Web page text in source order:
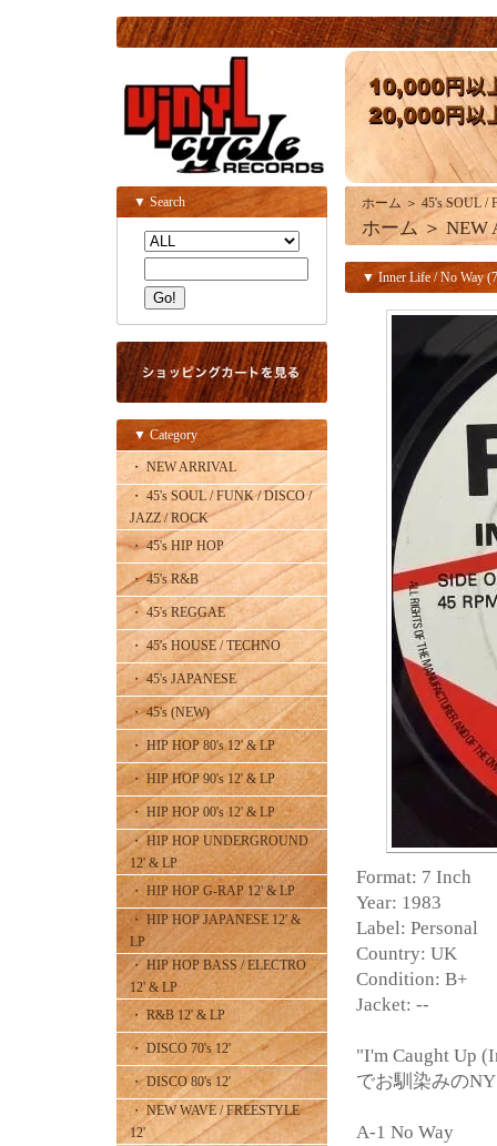
▼ Search
▼ Category
・ NEW ARRIVAL
・ 45's SOUL / FUNK / DISCO /
JAZZ / ROCK
・ 45's HIP HOP
・ 45's R&B
・ 45's REGGAE
・ 45's HOUSE / TECHNO
・ 45's JAPANESE
・ 45's (NEW)
・ HIP HOP 80's 12' & LP
・ HIP HOP 90's 12' & LP
・ HIP HOP 00's 12' & LP
・ HIP HOP UNDERGROUND
12' & LP
・ HIP HOP G-RAP 12' & LP
・ HIP HOP JAPANESE 12' &
LP
・ HIP HOP BASS / ELECTRO
12' & LP
・ R&B 12' & LP
・ DISCO 70's 12'
・ DISCO 80's 12'
・ NEW WAVE / FREESTYLE
12'
ホーム ＞ 45's SOUL /
ホーム ＞ NEW
▼ Inner Life / No Way
Format: 7 Inch
Year: 1983
Label: Personal
Country: UK
Condition: B+
Jacket: --
"I'm Caught Up
でお馴染みの
A-1 No Way